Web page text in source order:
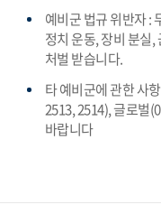
예비군 법규 위반자 :
정치 운동, 장비 분실
처벌 받습니다.
타 예비군에 관한 사
2513, 2514), 글로벌
바랍니다